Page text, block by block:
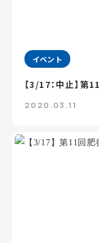
イベント
【3/17：中止】
2020.03.11